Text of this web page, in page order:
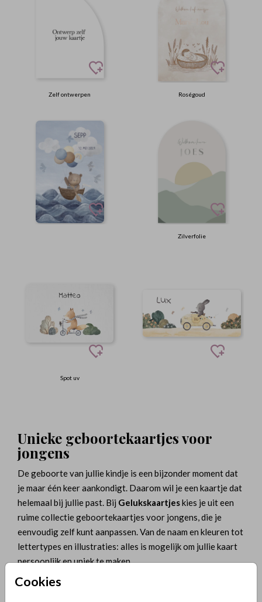
Cookies
Zelf ontwerpen Roségoud
Zilverfolie
Spot uv
Unieke geboortekaartjes voor
jongens
De geboorte van jullie kindje is een bijzonder moment dat
je maar één keer aankondigt. Daarom wil je een kaartje dat
helemaal bij jullie past. Bij Gelukskaartjeskies je uit een
ruime collectie geboortekaartjes voor jongens, die je
eenvoudig zelf kunt aanpassen. Van de naam en kleuren tot
lettertypes en illustraties: alles is mogelijk om jullie kaart
persoonlijk en uniek te maken.
Populaire stijlen voor